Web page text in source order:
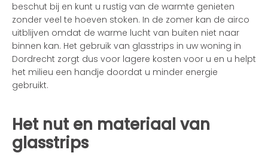
beschut bij en kunt u rustig van de warmte genieten
zonder veel te hoeven stoken. In de zomer kan de airco
uitblijven omdat de warme lucht van buiten niet naar
binnen kan. Het gebruik van glasstrips in uw woning in
Dordrecht zorgt dus voor lagere kosten voor u en u helpt
het milieu een handje doordat u minder energie
gebruikt.
Het nut en materiaal van
glasstrips